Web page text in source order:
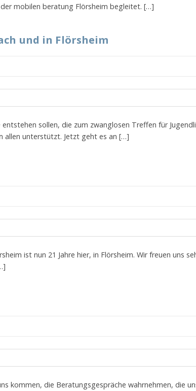
mobilen beratung Flörsheim begleitet. […]
und in Flörsheim
sollen, die zum zwanglosen Treffen für
allen unterstützt. Jetzt geht es an […]
ist nun 21 Jahre hier, in Flörsheim. Wir freuen uns
kommen, die Beratungsgespräche wahrnehmen, die